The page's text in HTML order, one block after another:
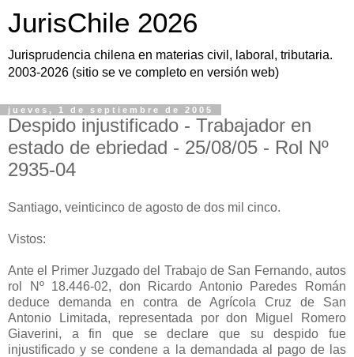
JurisChile 2026
Jurisprudencia chilena en materias civil, laboral, tributaria.
2003-2026 (sitio se ve completo en versión web)
jueves, 1 de septiembre de 2005
Despido injustificado - Trabajador en
estado de ebriedad - 25/08/05 - Rol Nº
2935-04
Santiago, veinticinco de agosto de dos mil cinco.
Vistos:
Ante el Primer Juzgado del Trabajo de San Fernando, autos
rol Nº 18.446-02, don Ricardo Antonio Paredes Román
deduce demanda en contra de Agrícola Cruz de San
Antonio Limitada, representada por don Miguel Romero
Giaverini, a fin que se declare que su despido fue
injustificado y se condene a la demandada al pago de las